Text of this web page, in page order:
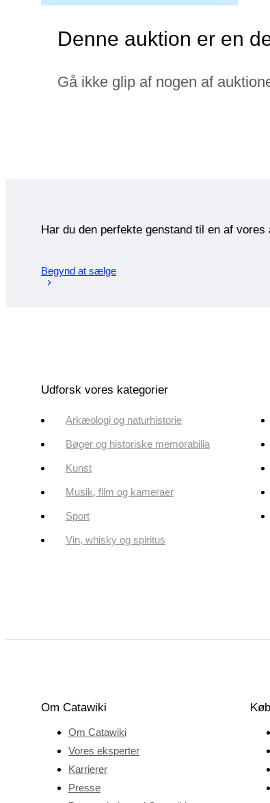
Denne auktion er en
Gå ikke glip af nogen af
Har du den perfekte genstand til en af vores
Begynd at sælge
Udforsk vores kategorier
Arkæologi og naturhistorie
Bøger og historiske memorabilia
Kunst
Musik, film og kameraer
Sport
Vin, whisky og spiritus
Om Catawiki
Om Catawiki
Vores eksperter
Karrierer
Presse
Køb